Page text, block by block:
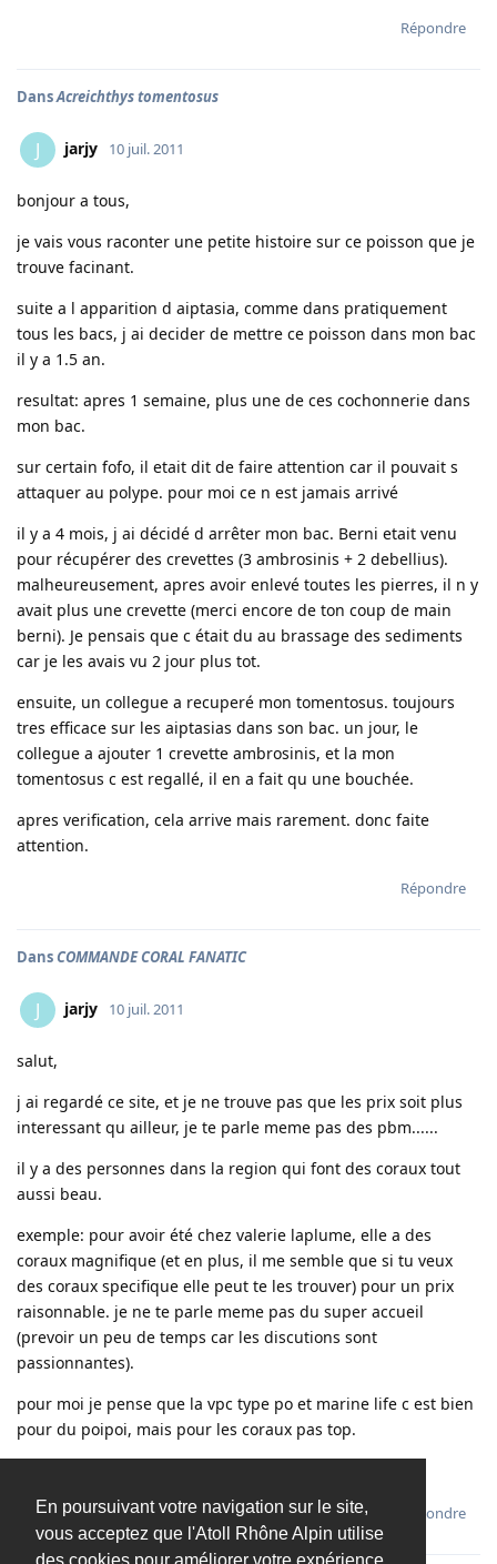
En poursuivant votre navigation sur le site,
vous acceptez que l'Atoll Rhône Alpin utilise
Répondre
DansAcreichthys tomentosus
J jarjy 10 juil. 2011
bonjour a tous,
je vais vous raconter une petite histoire sur ce poisson que je
trouve facinant.
suite a l apparition d aiptasia, comme dans pratiquement
tous les bacs, j ai decider de mettre ce poisson dans mon bac
il y a 1.5 an.
resultat: apres 1 semaine, plus une de ces cochonnerie dans
mon bac.
sur certain fofo, il etait dit de faire attention car il pouvait s
attaquer au polype. pour moi ce n est jamais arrivé
il y a 4 mois, j ai décidé d arrêter mon bac. Berni etait venu
pour récupérer des crevettes (3 ambrosinis + 2 debellius).
malheureusement, apres avoir enlevé toutes les pierres, il n y
avait plus une crevette (merci encore de ton coup de main
berni). Je pensais que c était du au brassage des sediments
car je les avais vu 2 jour plus tot.
ensuite, un collegue a recuperé mon tomentosus. toujours
tres efficace sur les aiptasias dans son bac. un jour, le
collegue a ajouter 1 crevette ambrosinis, et la mon
tomentosus c est regallé, il en a fait qu une bouchée.
apres verification, cela arrive mais rarement. donc faite
attention.
Répondre
DansCOMMANDE CORAL FANATIC
J jarjy 10 juil. 2011
salut,
j ai regardé ce site, et je ne trouve pas que les prix soit plus
interessant qu ailleur, je te parle meme pas des pbm......
il y a des personnes dans la region qui font des coraux tout
aussi beau.
exemple: pour avoir été chez valerie laplume, elle a des
coraux magnifique (et en plus, il me semble que si tu veux
des coraux specifique elle peut te les trouver) pour un prix
raisonnable. je ne te parle meme pas du super accueil
(prevoir un peu de temps car les discutions sont
passionnantes).
pour moi je pense que la vpc type po et marine life c est bien
pour du poipoi, mais pour les coraux pas top.
Répondre